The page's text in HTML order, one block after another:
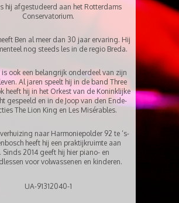
hij afgestudeerd aan het Rotterdams
Conservatorium.
Ben al meer dan 30 jaar ervaring. Hij
nog steeds les in de regio Breda.
ook een belangrijk onderdeel van zijn
Al jaren speelt hij in de band Three
heeft hij in het Orkest van de Koninklijke
gespeeld en in de Joop van den Ende-
The Lion King en Les Misérables.
naar Harmoniepolder 92 te ‘s-
heeft hij een praktijkruimte aan
Sinds 2014 geeft hij hier piano- en
voor volwassenen en kinderen.
UA-91312040-1